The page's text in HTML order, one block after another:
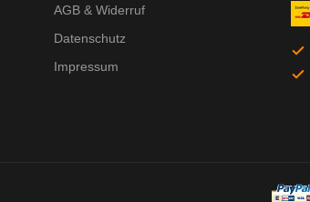
AGB & Widerruf
Datenschutz
Impressum